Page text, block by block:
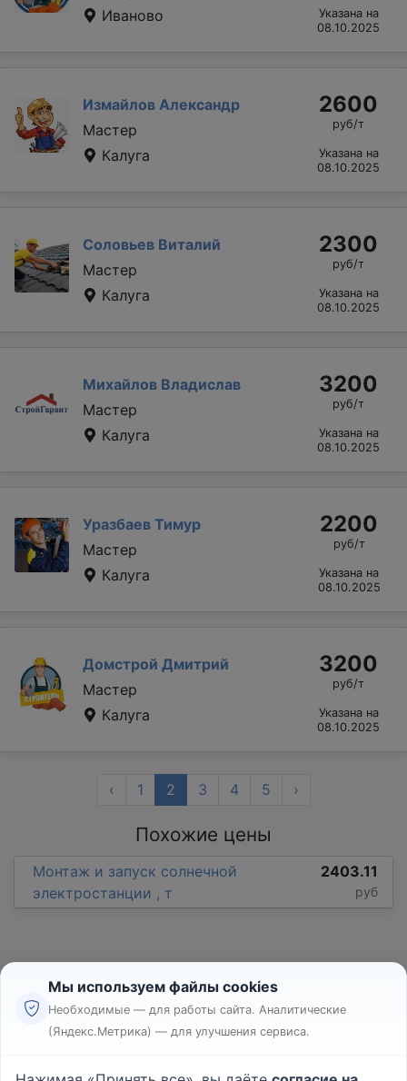
Иваново
Указана на
08.10.2025
Измайлов Александр
Мастер
Калуга
2600
руб/т
Указана на
08.10.2025
Соловьев Виталий
Мастер
Калуга
2300
руб/т
Указана на
08.10.2025
Михайлов Владислав
Мастер
Калуга
3200
руб/т
Указана на
08.10.2025
Уразбаев Тимур
Мастер
Калуга
2200
руб/т
Указана на
08.10.2025
Домстрой Дмитрий
Мастер
Калуга
3200
руб/т
Указана на
08.10.2025
‹ 1 2 3 4 5 ›
Похожие цены
Монтаж и запуск солнечной
электростанции , т
2403.11
руб
Реклама
Мы используем файлы cookies
Необходимые — для работы сайта. Аналитические
(Яндекс.Метрика) — для улучшения сервиса.